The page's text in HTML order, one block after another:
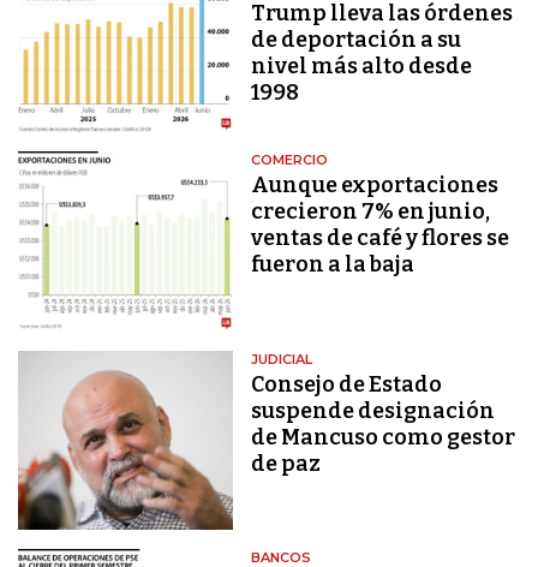
Trump lleva las órdenes
de deportación a su
nivel más alto desde
1998
COMERCIO
Aunque exportaciones
crecieron 7% en junio,
ventas de café y flores se
fueron a la baja
JUDICIAL
Consejo de Estado
suspende designación
de Mancuso como gestor
de paz
BANCOS